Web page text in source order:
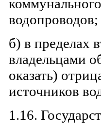
водопроводов;
б) в пределах
владельцами
оказать)
источников
1.16.